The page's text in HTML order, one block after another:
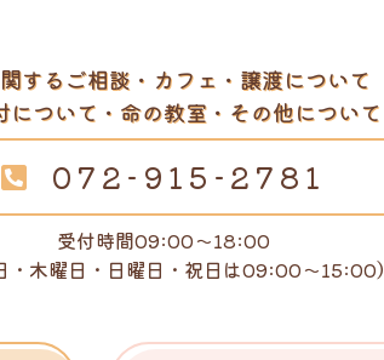
するご相談・カフェ・譲渡について
について・命の教室・その他について
072-915-2781
受付時間09:00～18:00
・木曜日・日曜日・祝日は09:00～15:00）